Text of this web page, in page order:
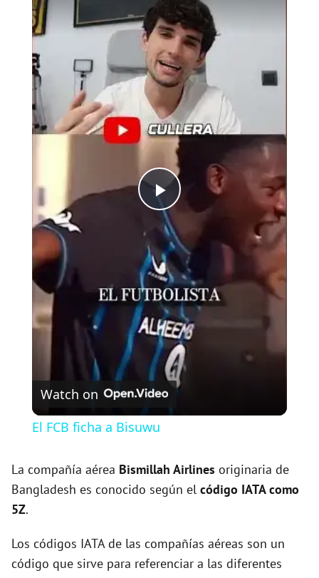
P
l
a
y
V
i
d
o
Watch on
El FCB ficha a Bisuwu
La compañía aérea Bismillah Airlines originaria de
Bangladesh es conocido según el código IATA como
5Z.
Los códigos IATA de las compañías aéreas son un
código que sirve para referenciar a las diferentes